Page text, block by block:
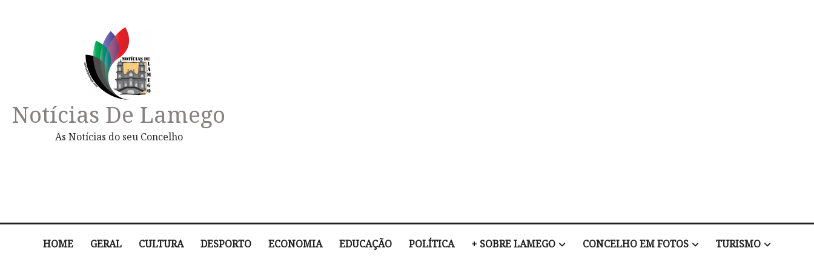
Notícias De Lamego
As Notícias do seu Concelho
HOME GERAL CULTURA DESPORTO ECONOMIA EDUCAÇÃO POLÍTICA + SOBRE LAMEGO CONCELHO EM FOTOS TURISMO